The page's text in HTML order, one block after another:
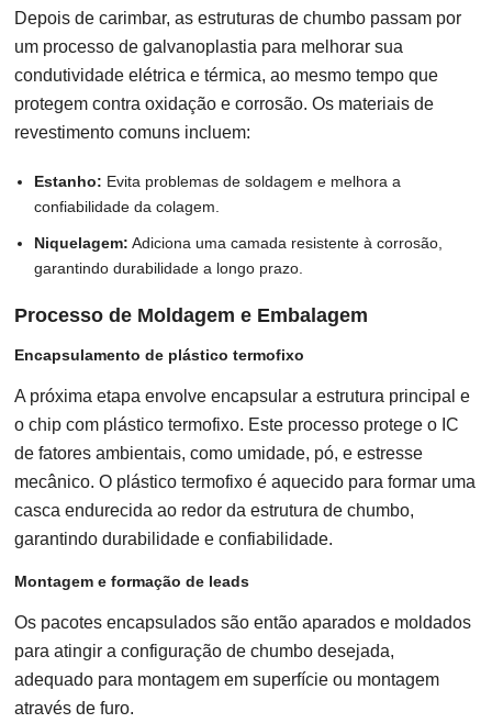
Depois de carimbar, as estruturas de chumbo passam por
um processo de galvanoplastia para melhorar sua
condutividade elétrica e térmica, ao mesmo tempo que
protegem contra oxidação e corrosão. Os materiais de
revestimento comuns incluem:
Estanho: Evita problemas de soldagem e melhora a
confiabilidade da colagem.
Niquelagem: Adiciona uma camada resistente à corrosão,
garantindo durabilidade a longo prazo.
Processo de Moldagem e Embalagem
Encapsulamento de plástico termofixo
A próxima etapa envolve encapsular a estrutura principal e
o chip com plástico termofixo. Este processo protege o IC
de fatores ambientais, como umidade, pó, e estresse
mecânico. O plástico termofixo é aquecido para formar uma
casca endurecida ao redor da estrutura de chumbo,
garantindo durabilidade e confiabilidade.
Montagem e formação de leads
Os pacotes encapsulados são então aparados e moldados
para atingir a configuração de chumbo desejada,
adequado para montagem em superfície ou montagem
através de furo.